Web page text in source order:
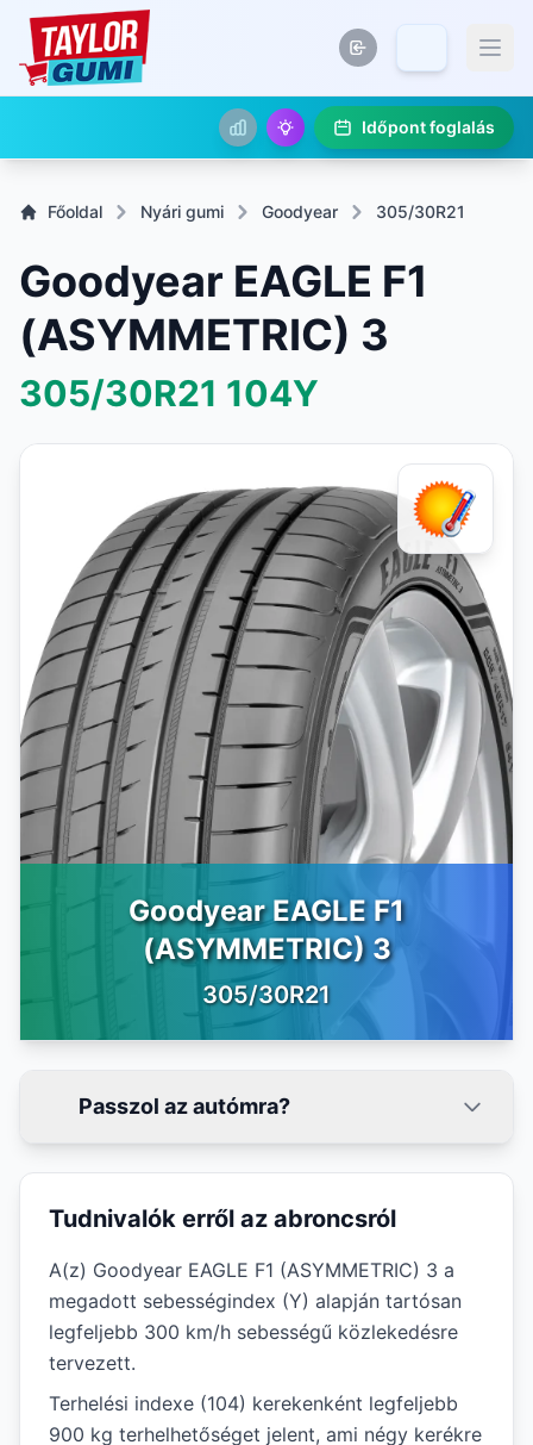
Időpont foglalás
Főoldal Nyári gumi Goodyear 305/30R21
Goodyear EAGLE F1
(ASYMMETRIC) 3
305/30R21 104Y
Goodyear EAGLE F1
(ASYMMETRIC) 3
305/30R21
Passzol az autómra?
Tudnivalók erről az abroncsról
A(z) Goodyear EAGLE F1 (ASYMMETRIC) 3 a
megadott sebességindex (Y) alapján tartósan
legfeljebb 300 km/h sebességű közlekedésre
tervezett.
Terhelési indexe (104) kerekenként legfeljebb
900 kg terhelhetőséget jelent, ami négy kerékre